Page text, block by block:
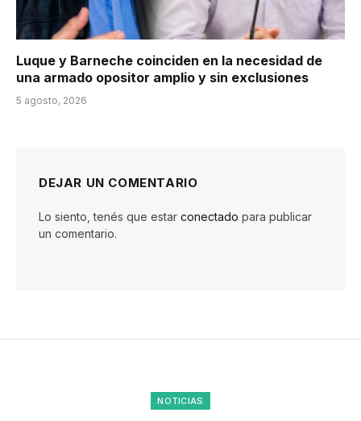
Luque y Barneche coinciden en la necesidad de
una armado opositor amplio y sin exclusiones
5 agosto, 2026
DEJAR UN COMENTARIO
Lo siento, tenés que estar conectado para publicar
un comentario.
NOTICIAS